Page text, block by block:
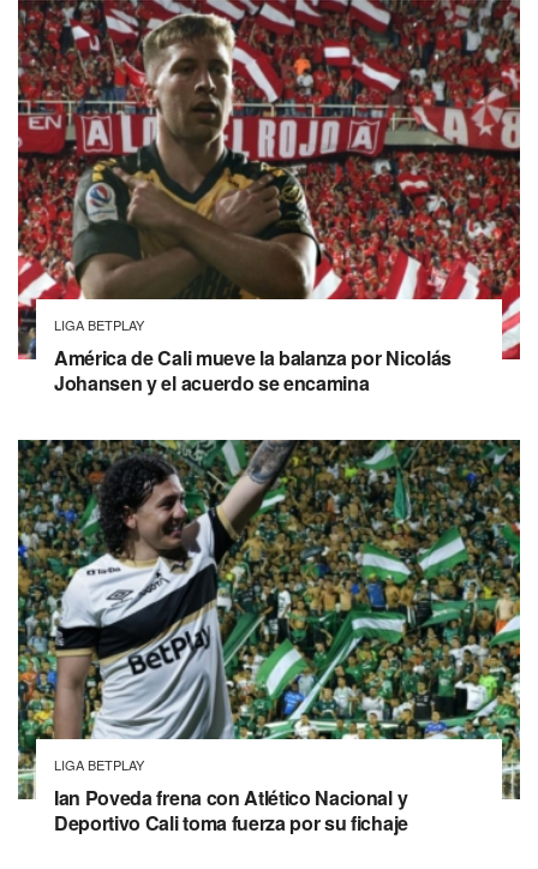
LIGA BETPLAY
América de Cali mueve la balanza por Nicolás
Johansen y el acuerdo se encamina
LIGA BETPLAY
Ian Poveda frena con Atlético Nacional y
Deportivo Cali toma fuerza por su fichaje